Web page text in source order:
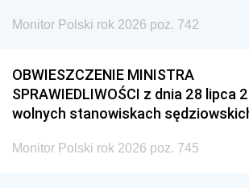
Monitor Polski rok 2026 poz. 742
OBWIESZCZENIE MINISTRA
SPRAWIEDLIWOŚCI z dnia 28 lipca
wolnych stanowiskach
Monitor Polski rok 2026 poz. 745